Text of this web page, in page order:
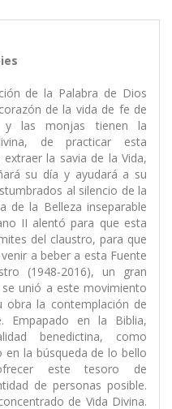
de la Palabra de Dios
de la vida de fe de
y las monjas tienen la
de practicar esta
la savia de la Vida,
su día y ayudará a su
al silencio de la
de la Belleza inseparable
II alentó para que esta
del claustro, para que
a beber a esta Fuente
(1948-2016), un gran
unió a este movimiento
la contemplación de
Empapado en la Biblia,
benedictina, como
la búsqueda de lo bello
este tesoro de
de personas posible.
de Vida Divina.